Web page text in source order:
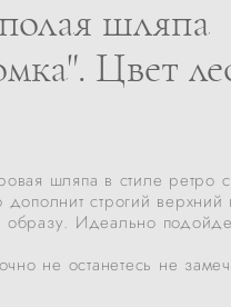
шляпа
Цвет
шляпа в стиле ретро
строгий
Идеально
не останетесь не